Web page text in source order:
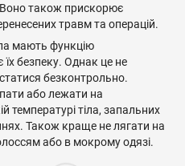
Воно також прискорює
травм та операцій.
мають функцію
безпеку. Однак це не
безконтрольно.
або лежати на
температурі тіла, запальних
Також краще не лягати на
або в мокрому одязі.